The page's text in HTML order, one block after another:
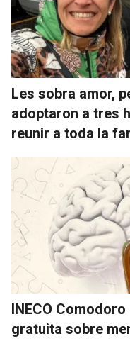
Les sobra amor,
adoptaron a tres
reunir a toda la
INECO
gratuita sobre